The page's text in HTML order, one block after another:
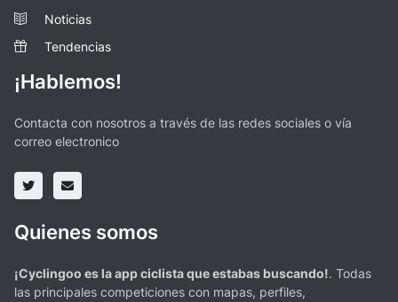
Noticias
Tendencias
¡Hablemos!
Contacta con nosotros a través de las redes sociales o vía
correo electronico
Quienes somos
¡Cyclingoo es la app ciclista que estabas buscando!. Todas
las principales competiciones con mapas, perfiles,